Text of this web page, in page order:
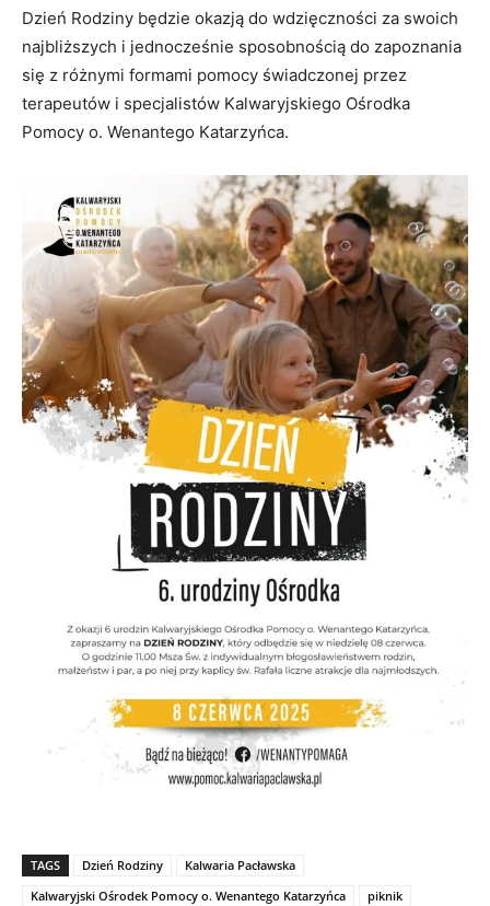
Dzień Rodziny będzie okazją do wdzięczności za swoich
najbliższych i jednocześnie sposobnością do zapoznania
się z różnymi formami pomocy świadczonej przez
terapeutów i specjalistów Kalwaryjskiego Ośrodka
Pomocy o. Wenantego Katarzyńca.
TAGS Dzień Rodziny
Kalwaria Pacławska
Kalwaryjski Ośrodek Pomocy o. Wenantego Katarzyńca
piknik